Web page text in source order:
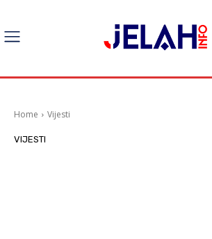
Home Vijesti
VIJESTI